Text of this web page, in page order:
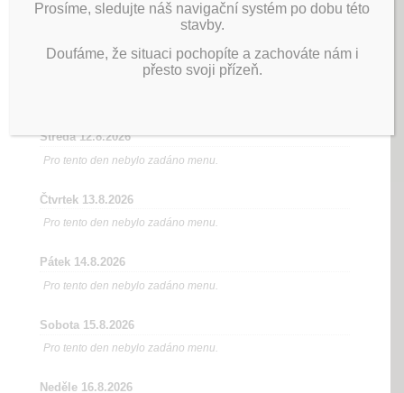
Prosíme, sledujte náš navigační systém po dobu této
stavby.
Doufáme, že situaci pochopíte a zachováte nám i
přesto svoji přízeň.